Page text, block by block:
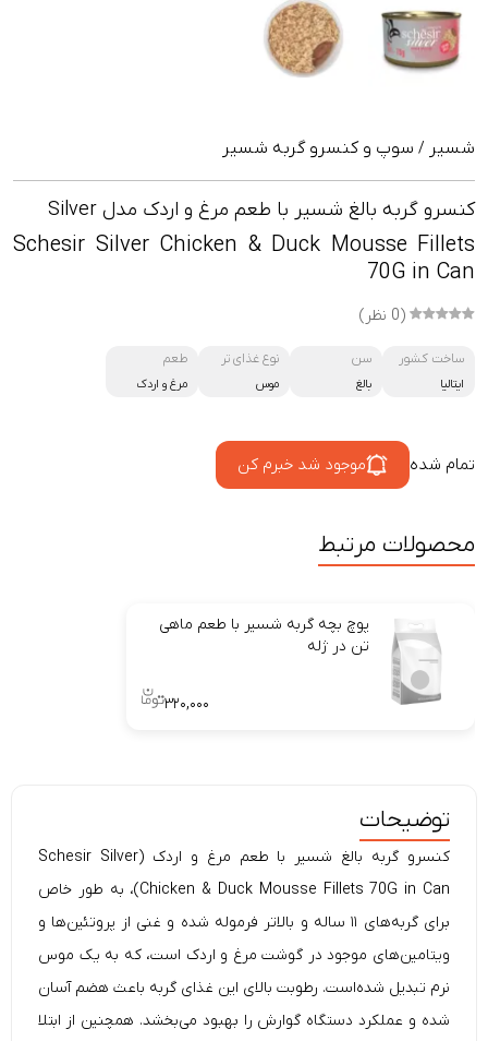
شسیر / سوپ و کنسرو گربه شسیر
کنسرو گربه بالغ شسیر با طعم مرغ و اردک مدل Silver
Schesir Silver Chicken & Duck Mousse Fillets
70G in Can
(0 نظر)
ساخت کشور
ایتالیا
سن
بالغ
نوع غذای تر
موس
طعم
مرغ و اردک
تمام شده موجود شد خبرم کن
محصولات مرتبط
پوچ بچه گربه شسیر با طعم ماهی
تن در ژله
۳۲۰,۰۰۰
توضیحات
کنسرو گربه بالغ شسیر با طعم مرغ و اردک ( Schesir Silver
Chicken & Duck Mousse Fillets 70G in Can)، به طور خاص
برای گربه‌های ۱۱ ساله و بالاتر فرموله شده و غنی از پروتئین‌ها و
ویتامین‌های موجود در گوشت مرغ و اردک است، که به یک موس
نرم تبدیل شده‌است. رطوبت بالای این غذای گربه باعث هضم آسان
شده و عملکرد دستگاه گوارش را بهبود می‌بخشد. همچنین از ابتلا